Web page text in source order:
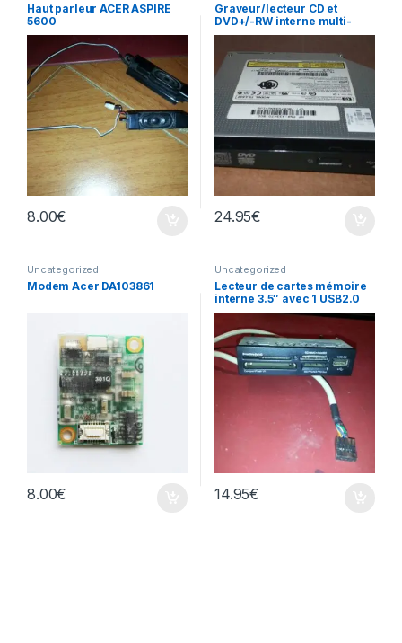
Haut parleur ACER ASPIRE
5600
8.00€
Graveur/lecteur CD et
DVD+/-RW interne multi-
recorder portable TS-L632
24.95€
Uncategorized
Modem Acer DA103861
8.00€
Uncategorized
Lecteur de cartes mémoire
interne 3.5″ avec 1 USB2.0
14.95€